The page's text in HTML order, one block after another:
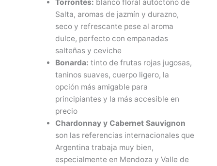
Torrontés: blanco floral autóctono de
Salta, aromas de jazmín y durazno,
seco y refrescante pese al aroma
dulce, perfecto con empanadas
salteñas y ceviche
Bonarda: tinto de frutas rojas jugosas,
taninos suaves, cuerpo ligero, la
opción más amigable para
principiantes y la más accesible en
precio
Chardonnay y Cabernet Sauvignon
son las referencias internacionales que
Argentina trabaja muy bien,
especialmente en Mendoza y Valle de